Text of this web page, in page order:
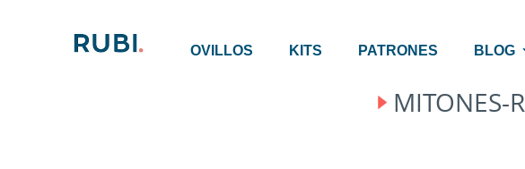
OVILLOS KITS PATRONES BLOG
MITONES-